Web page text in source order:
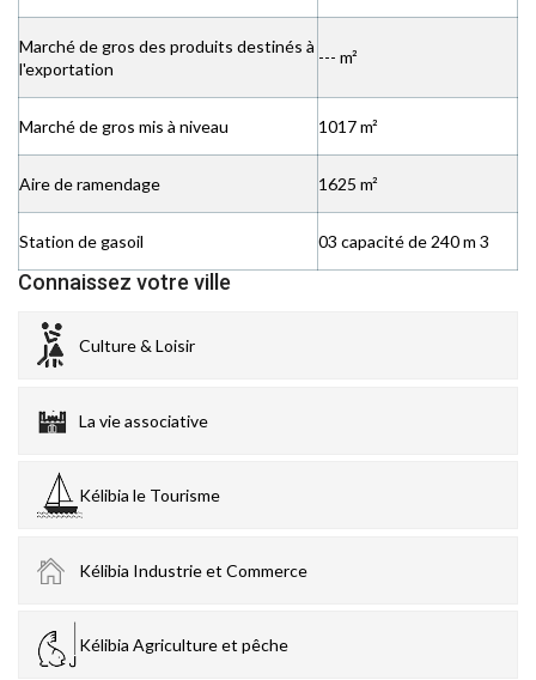
Marché de gros des produits destinés à
l'exportation
--- m²
Marché de gros mis à niveau 1017 m²
Aire de ramendage 1625 m²
Station de gasoil 03 capacité de 240 m 3
Connaissez votre ville
Culture & Loisir
La vie associative
Kélibia le Tourisme
Kélibia Industrie et Commerce
Kélibia Agriculture et pêche